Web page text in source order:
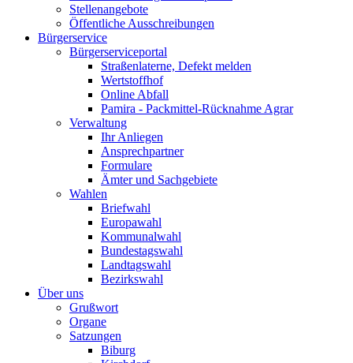
Stellenangebote
Öffentliche Ausschreibungen
Bürgerservice
Bürgerserviceportal
Straßenlaterne, Defekt melden
Wertstoffhof
Online Abfall
Pamira - Packmittel-Rücknahme Agrar
Verwaltung
Ihr Anliegen
Ansprechpartner
Formulare
Ämter und Sachgebiete
Wahlen
Briefwahl
Europawahl
Kommunalwahl
Bundestagswahl
Landtagswahl
Bezirkswahl
Über uns
Grußwort
Organe
Satzungen
Biburg